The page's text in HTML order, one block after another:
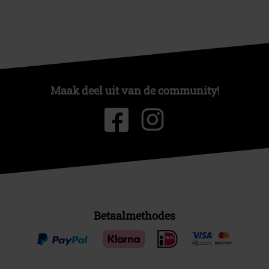
Maak deel uit van de community!
Betaalmethodes